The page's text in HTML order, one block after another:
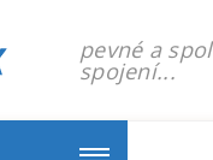
pevné a
spojení...